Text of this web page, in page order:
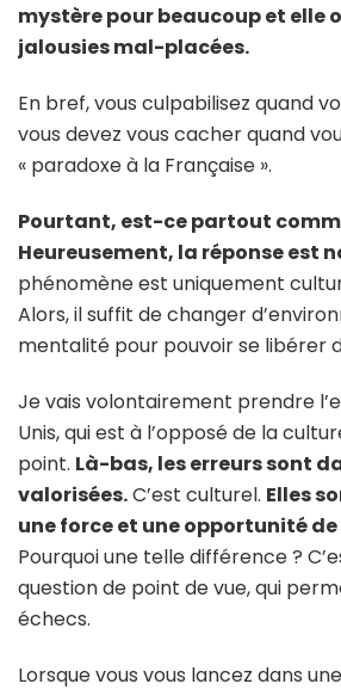
mystère pour beaucoup et elle
jalousies mal-placées.
En bref, vous culpabilisez quand
vous devez vous cacher quand
« paradoxe à la Française ».
Pourtant, est-ce partout
Heureusement, la réponse est
phénomène est uniquement
Alors, il suffit de changer
mentalité pour pouvoir se libérer
Je vais volontairement prendre
Unis, qui est à l’opposé de la
point. Là-bas, les erreurs sont
valorisées.C’est culturel. Elles
une force et une opportunité de
Pourquoi une telle différence ?
question de point de vue, qui
échecs.
Lorsque vous vous lancez dans